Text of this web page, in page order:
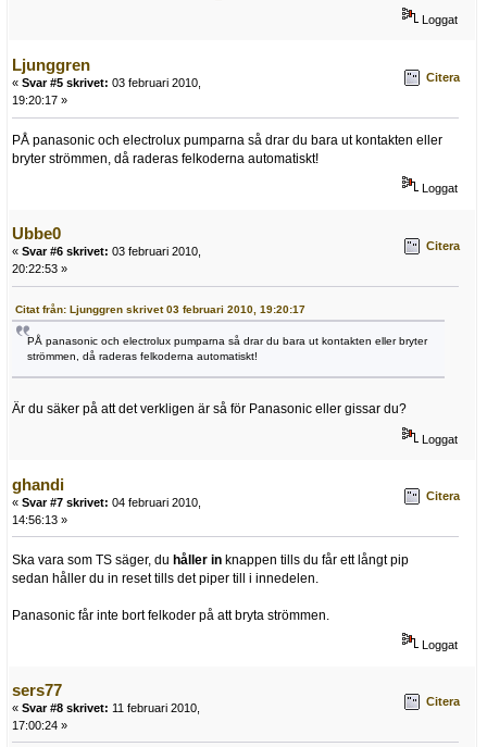
Loggat
Ljunggren
« Svar #5 skrivet: 03 februari 2010,
19:20:17 »
Citera
PÅ panasonic och electrolux pumparna så drar du bara ut kontakten eller
bryter strömmen, då raderas felkoderna automatiskt!
Loggat
Ubbe0
« Svar #6 skrivet: 03 februari 2010,
20:22:53 »
Citera
Citat från: Ljunggren skrivet 03 februari 2010, 19:20:17
PÅ panasonic och electrolux pumparna så drar du bara ut kontakten eller bryter
strömmen, då raderas felkoderna automatiskt!
Är du säker på att det verkligen är så för Panasonic eller gissar du?
Loggat
ghandi
« Svar #7 skrivet: 04 februari 2010,
14:56:13 »
Citera
Ska vara som TS säger, du håller in knappen tills du får ett långt pip
sedan håller du in reset tills det piper till i innedelen.
Panasonic får inte bort felkoder på att bryta strömmen.
Loggat
sers77
« Svar #8 skrivet: 11 februari 2010,
17:00:24 »
Citera